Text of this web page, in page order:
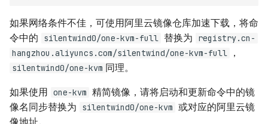
如果网络条件不佳，可使用阿里云镜像仓库加速下载，将命
令中的
silentwind0/one-kvm-full 替换为
registry.cn-
hangzhou.aliyuncs.com/silentwind/one-kvm-full
，
silentwind0/one-kvm 同理。
如果使用 one-kvm 精简镜像，请将启动和更新命令中的镜
像名同步替换为
silentwind0/one-kvm 或对应的阿里云镜
像地址。